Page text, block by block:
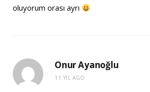
oluyorum orası ayrı
Onur Ayanoğlu
11 YIL AGO